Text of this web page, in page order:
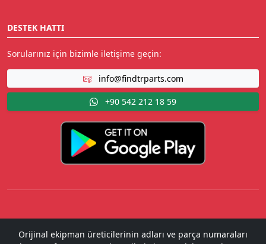
DESTEK HATTI
Sorularınız için bizimle iletişime geçin:
info@findtrparts.com
+90 542 212 18 59
Orijinal ekipman üreticilerinin adları ve parça numaraları